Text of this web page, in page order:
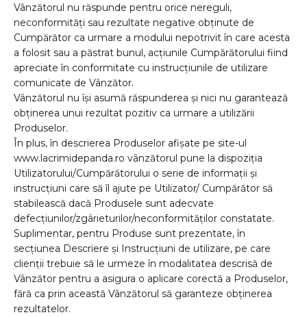
Vânzătorul nu răspunde pentru orice nereguli,
neconformități sau rezultate negative obținute de
Cumpărător ca urmare a modului nepotrivit în care acesta
a folosit sau a păstrat bunul, acțiunile Cumpărătorului fiind
apreciate în conformitate cu instrucțiunile de utilizare
comunicate de Vânzător.
Vânzătorul nu își asumă răspunderea și nici nu garantează
obținerea unui rezultat pozitiv ca urmare a utilizării
Produselor.
În plus, în descrierea Produselor afișate pe site-ul
www.lacrimidepanda.ro vânzătorul pune la dispoziția
Utilizatorului/Cumpărătorului o serie de informații și
instrucțiuni care să îl ajute pe Utilizator/ Cumpărător să
stabilească dacă Produsele sunt adecvate
defecțiunilor/zgârieturilor/neconformităților constatate.
Suplimentar, pentru Produse sunt prezentate, în
secțiunea Descriere și Instrucțiuni de utilizare, pe care
clienții trebuie să le urmeze în modalitatea descrisă de
Vânzător pentru a asigura o aplicare corectă a Produselor,
fără ca prin această Vânzătorul să garanteze obținerea
rezultatelor.